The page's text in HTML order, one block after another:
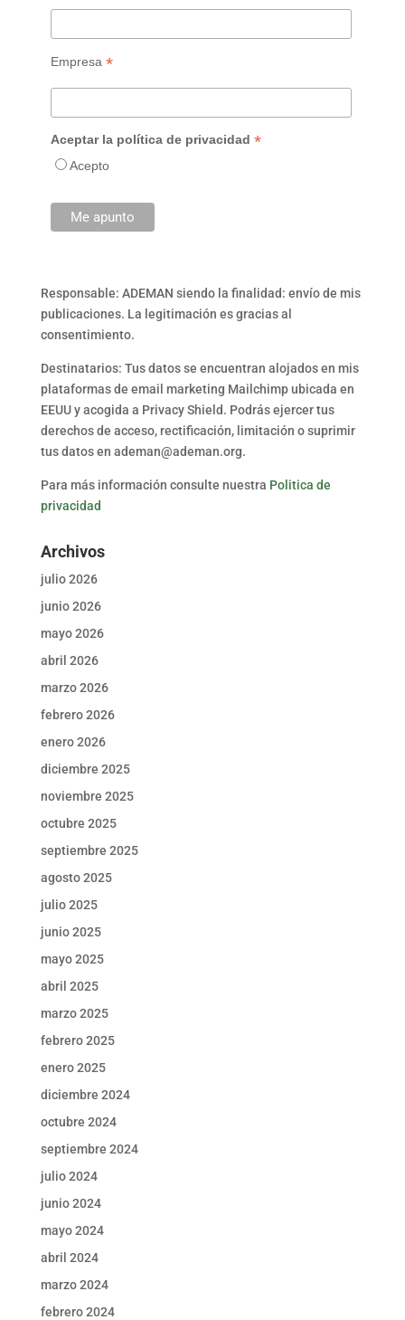
Empresa *
Aceptar la política de privacidad *
Acepto
Responsable: ADEMAN siendo la finalidad: envío de mis
publicaciones. La legitimación es gracias al
consentimiento.
Destinatarios: Tus datos se encuentran alojados en mis
plataformas de email marketing Mailchimp ubicada en
EEUU y acogida a Privacy Shield. Podrás ejercer tus
derechos de acceso, rectificación, limitación o suprimir
tus datos en ademan@ademan.org.
Para más información consulte nuestra Politica de
privacidad
Archivos
julio 2026
junio 2026
mayo 2026
abril 2026
marzo 2026
febrero 2026
enero 2026
diciembre 2025
noviembre 2025
octubre 2025
septiembre 2025
agosto 2025
julio 2025
junio 2025
mayo 2025
abril 2025
marzo 2025
febrero 2025
enero 2025
diciembre 2024
octubre 2024
septiembre 2024
julio 2024
junio 2024
mayo 2024
abril 2024
marzo 2024
febrero 2024